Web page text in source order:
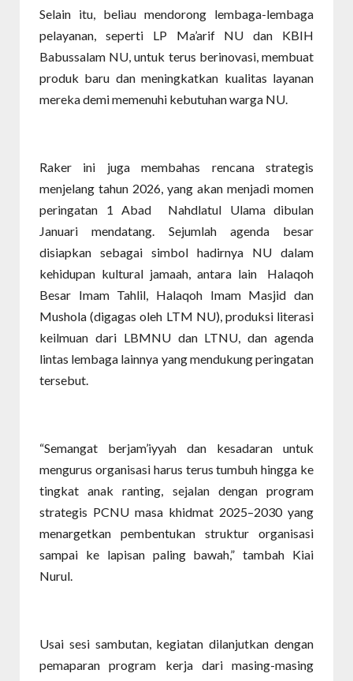
Selain itu, beliau mendorong lembaga-lembaga
pelayanan, seperti LP Ma’arif NU dan KBIH
Babussalam NU, untuk terus berinovasi, membuat
produk baru dan meningkatkan kualitas layanan
mereka demi memenuhi kebutuhan warga NU.
Raker ini juga membahas rencana strategis
menjelang tahun 2026, yang akan menjadi momen
peringatan 1 Abad Nahdlatul Ulama dibulan
Januari mendatang. Sejumlah agenda besar
disiapkan sebagai simbol hadirnya NU dalam
kehidupan kultural jamaah, antara lain
Halaqoh
Besar Imam Tahlil, Halaqoh Imam Masjid dan
Mushola (digagas oleh LTM NU), produksi literasi
keilmuan dari LBMNU dan LTNU, dan agenda
lintas lembaga lainnya yang mendukung peringatan
tersebut.
“Semangat berjam’iyyah dan kesadaran untuk
mengurus organisasi harus terus tumbuh hingga ke
tingkat anak ranting, sejalan dengan program
strategis PCNU masa khidmat 2025–2030 yang
menargetkan pembentukan struktur organisasi
sampai ke lapisan paling bawah,” tambah Kiai
Nurul.
Usai sesi sambutan, kegiatan dilanjutkan dengan
pemaparan program kerja dari masing-masing